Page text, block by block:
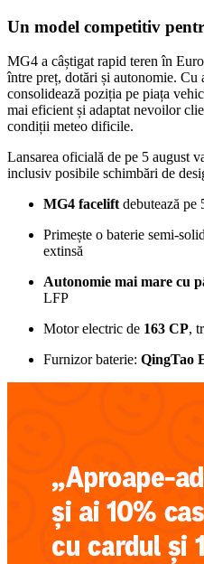
Un model competitiv
MG4 a câștigat rapid teren în
între preț, dotări și autonomie. Cu
consolidează poziția pe piața
mai eficient și adaptat nevoilor
condiții meteo dificile.
Lansarea oficială de pe 5 august
inclusiv posibile schimbări de
MG4 faceliftdebutează pe
Primește o baterie semi-
extinsă
Autonomie mai mare cu
LFP
Motor electric de 163 CP,
Furnizor baterie: QingTao